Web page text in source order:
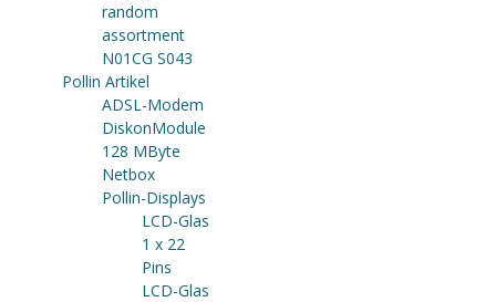
random
assortment
N01CG S043
Pollin Artikel
ADSL-Modem
DiskonModule
128 MByte
Netbox
Pollin-Displays
LCD-Glas
1 x 22
Pins
LCD-Glas